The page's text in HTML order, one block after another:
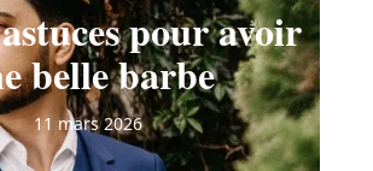
pour avoir
belle barbe
11 mars 2026